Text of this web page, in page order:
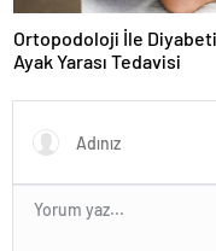
Ortopodoloji İle
Ayak Yarası Tedavisi